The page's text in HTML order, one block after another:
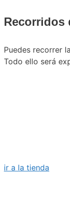
Recorridos
Puedes recorrer
Todo ello será
ir a la tienda